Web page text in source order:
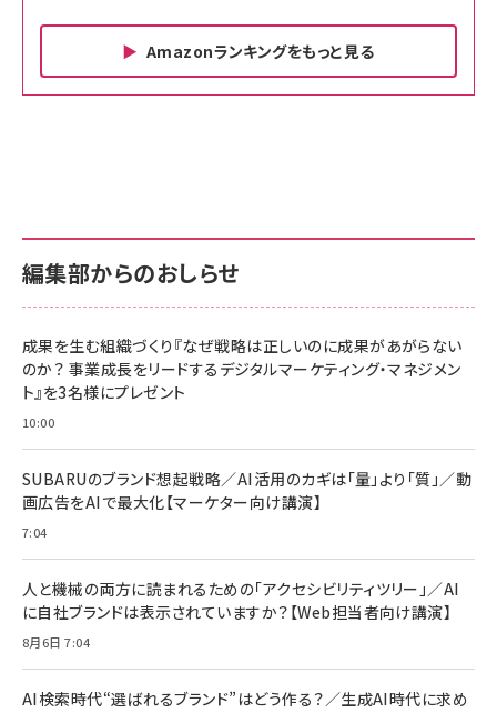
Amazonランキングをもっと見る
￥880
anan(アンアン)2026/06/24号 No.2500増刊
スペシャルエディション[王道エンタメの矜持／
￥1,100
anan(アンアン)2026/07/08号 No.2502[2026
￥880
ママ投資家が育休中に１億貯めた株式投資
組織の成果を最大化する ルールのデザイン
￥1,980
Amazonランキングをもっと見る
サポート正規品 メーカー保証5年 KLMEA128G
NIMASO ガラスフィルム iPhone 17 用 保護フィ
すい ガイド枠付き いPhone17 (6.3インチ) 対応
2枚セット DSP25F1698
￥1,599
￥6,980
全ワイヤレスイヤホン/アクティブノイズキャンセリ
技術基準適合】ブラック
￥5,990
ケーブル Anker絡まないケーブル 240W 結束バン
ド付き USB PD対応 シリコン素材採用 iPhone
17 / 16 / 15 / Galaxy iPad Pro MacBook
サポート正規品 メーカー保証5年 KLMEA128G
Amazon eギフトカード - Amazonロゴ - クラ
￥5,000
Anker PowerLine III Flow USB-C & USB-C
Pro/Air 各種対応 (1.8m ミッドナイトブラック)
￥1,890
サッポロ 生ビール 黒ラベル 350ml 缶 24本 ビー
ル ケース買い【6/30応募〆切! 黒ラベルビヤセラー
￥4,857
編集部からのおしらせ
成果を生む組織づくり『なぜ戦略は正しいのに成果があがらない
のか？ 事業成長をリードするデジタルマーケティング・マネジメン
ト』を3名様にプレゼント
10:00
SUBARUのブランド想起戦略／AI活用のカギは「量」より「質」／動
画広告をAIで最大化【マーケター向け講演】
7:04
人と機械の両方に読まれるための「アクセシビリティツリー」／AI
に自社ブランドは表示されていますか？【Web担当者向け講演】
8月6日 7:04
AI検索時代“選ばれるブランド”はどう作る？／生成AI時代に求め